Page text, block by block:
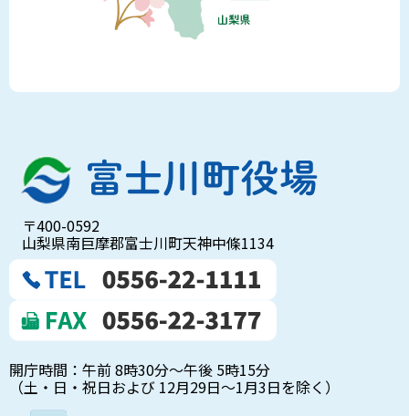
〒400-0592
山梨県南巨摩郡富士川町天神中條1134
開庁時間：午前 8時30分～午後 5時15分
（土・日・祝日および 12月29日～1月3日を除く）